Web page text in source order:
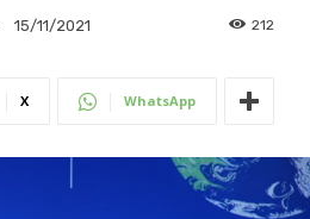
15/11/2021 212
X WhatsApp